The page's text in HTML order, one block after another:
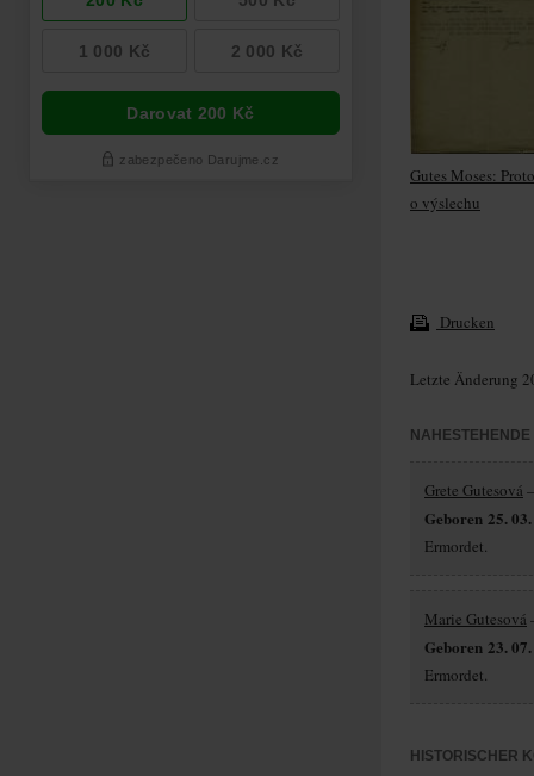
Gutes Moses:
o výslechu
Drucken
Letzte Änderung
Grete Gutesová
Geboren 25.
Ermordet.
Marie Gutesová
Geboren 23.
Ermordet.
HISTORISCHER